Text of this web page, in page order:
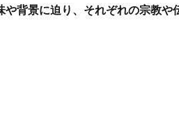
や背景に迫り、それぞれの宗教